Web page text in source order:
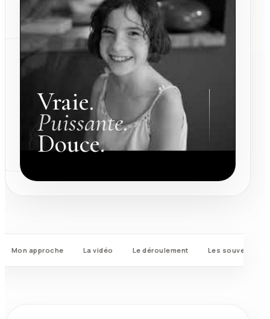
Vraie.
Puissante.
Douce.
Mon approche La vidéo Le déroulement Les souvenirs